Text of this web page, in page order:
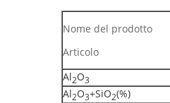
Nome del prodotto
Articolo
Al2O3
Al2O3+SiO2(%)